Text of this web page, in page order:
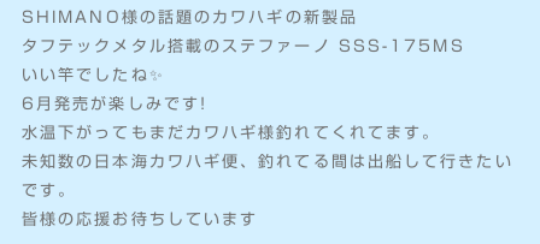
SHIMANO様の話題のカワハギの新製品
タフテックメタル搭載のステファーノ SSS-175MS
いい竿でしたね✨️
6月発売が楽しみです!
水温下がってもまだカワハギ様釣れてくれてます。
未知数の日本海カワハギ便、釣れてる間は出船して行きたい
です。
皆様の応援お待ちしています